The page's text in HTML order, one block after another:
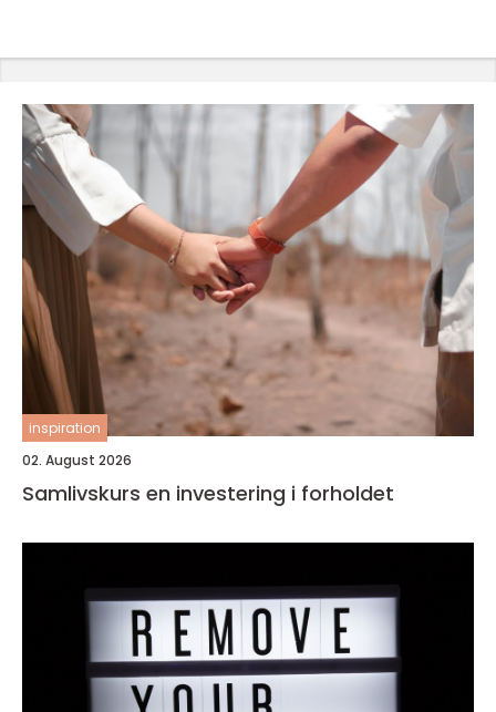
inspiration
02. August 2026
Samlivskurs en investering i forholdet